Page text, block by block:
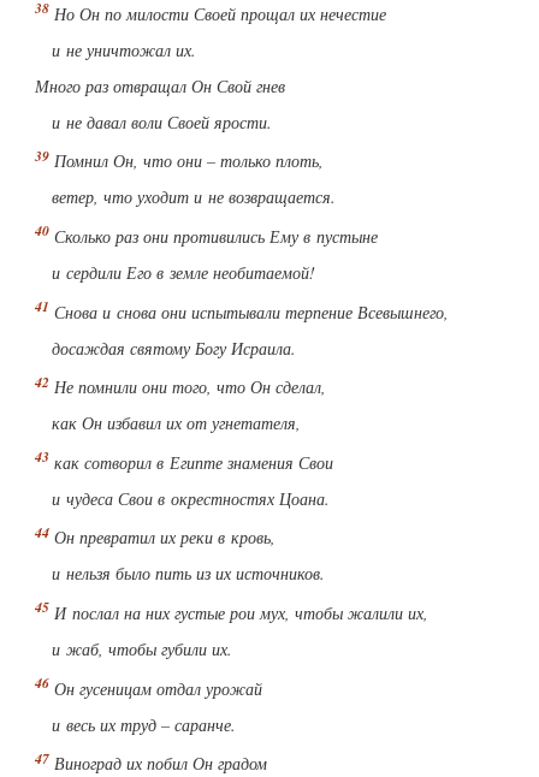
Но Он по милости Своей прощал их нечестие
и не уничтожал их.
Много раз отвращал Он Свой гнев
и не давал воли Своей ярости.
Помнил Он, что они – только плоть,
ветер, что уходит и не возвращается.
Сколько раз они противились Ему в пустыне
и сердили Его в земле необитаемой!
Снова и снова они испытывали терпение Всевышнего,
досаждая святому Богу Исраила.
Не помнили они того, что Он сделал,
как Он избавил их от угнетателя,
как сотворил в Египте знамения Свои
и чудеса Свои в окрестностях Цоана.
Он превратил их реки в кровь,
и нельзя было пить из их источников.
И послал на них густые рои мух, чтобы жалили их,
и жаб, чтобы губили их.
Он гусеницам отдал урожай
и весь их труд – саранче.
Виноград их побил Он градом